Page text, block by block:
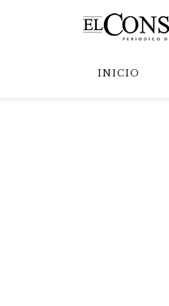
INICIO